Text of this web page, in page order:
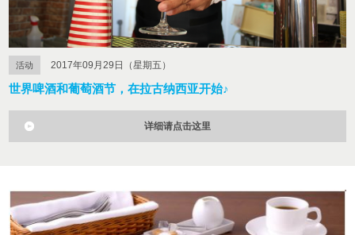
活动 2017年09月29日（星期五）
世界啤酒和葡萄酒节，在拉古纳西亚开始♪
详细请点击这里